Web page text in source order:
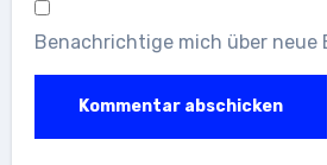
Benachrichtige mich über neue